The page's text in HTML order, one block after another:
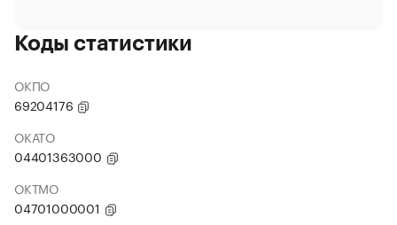
Коды статистики
ОКПО
69204176
ОКАТО
04401363000
ОКТМО
04701000001